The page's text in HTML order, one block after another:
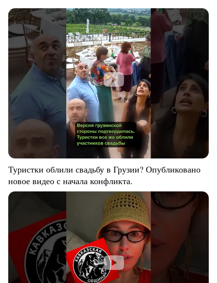
Туристки облили свадьбу в Грузии? Опубликовано
новое видео с начала конфликта.